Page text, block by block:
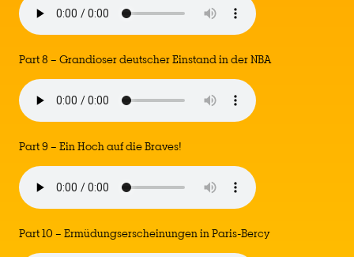
Part 8 – Grandioser deutscher Einstand in der NBA
Part 9 – Ein Hoch auf die Braves!
Part 10 – Ermüdungserscheinungen in Paris-Bercy